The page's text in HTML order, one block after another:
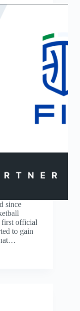
since
first official
to gain